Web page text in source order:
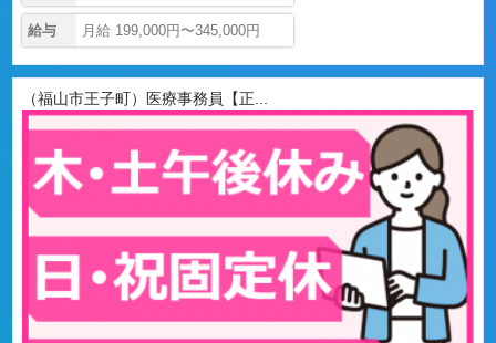
給与 月給 199,000円〜345,000円
（福山市王子町）医療事務員【正...